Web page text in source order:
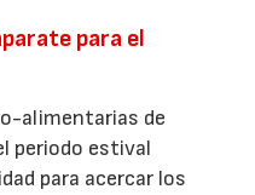
para el
alimentarias de
periodo estival
para acercar los